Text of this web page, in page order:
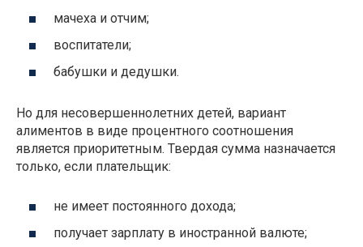
мачеха и отчим;
воспитатели;
бабушки и дедушки.
Но для несовершеннолетних детей, вариант
алиментов в виде процентного соотношения
является приоритетным. Твердая сумма назначается
только, если плательщик:
не имеет постоянного дохода;
получает зарплату в иностранной валюте;